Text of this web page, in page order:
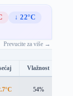
↓ 22°C
Prevucite za više →
Vlažnost
54%